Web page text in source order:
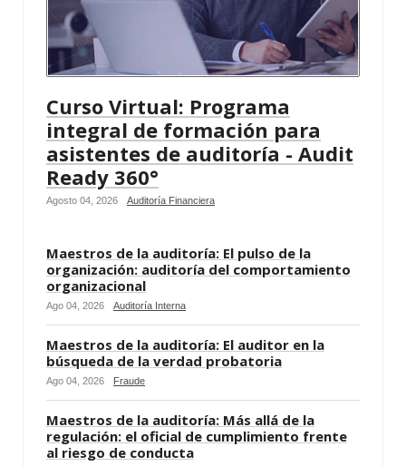
Curso Virtual: Programa
integral de formación para
asistentes de auditoría - Audit
Ready 360°
Agosto 04, 2026 Auditoría Financiera
Maestros de la auditoría: El pulso de la
organización: auditoría del comportamiento
organizacional
Ago 04, 2026 Auditoría Interna
Maestros de la auditoría: El auditor en la
búsqueda de la verdad probatoria
Ago 04, 2026 Fraude
Maestros de la auditoría: Más allá de la
regulación: el oficial de cumplimiento frente
al riesgo de conducta